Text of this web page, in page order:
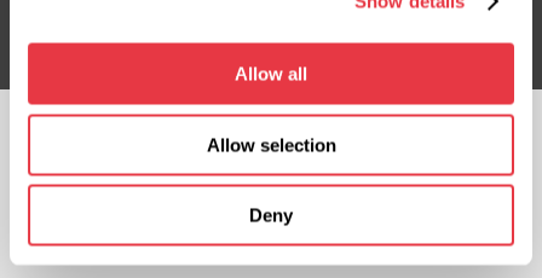
Allow all
Allow selection
Deny
Subskrybuj
CZATUJ Z NAMI
KONTAKT